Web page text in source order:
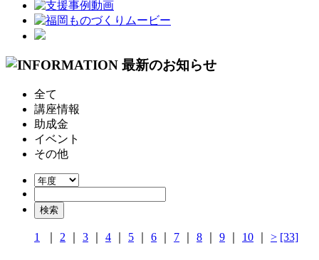
全て
講座情報
助成金
イベント
その他
1 2 3 4 5 6 7 8 9 10 > [33]